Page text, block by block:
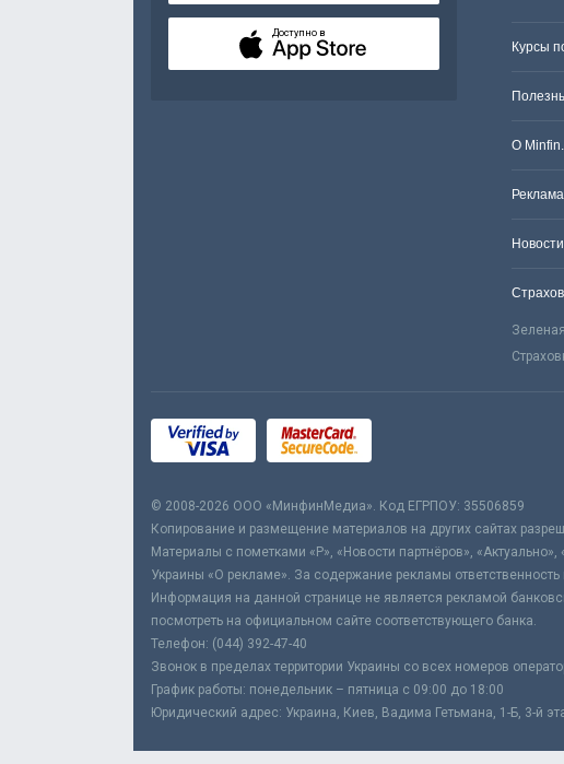
Доступно в
Курсы
О
Реклама
© 2008-2026 ООО «МинфинМедиа». Код ЕГРПОУ: 35506859
Копирование и размещение материалов на других сайтах
Материалы с пометками «Р», «Новости партнёров»,
Украины «О рекламе». За содержание рекламы ответственность
Информация на данной странице не является рекламой
посмотреть на официальном сайте соответствующего банка.
Телефон: (044) 392-47-40
Звонок в пределах территории Украины со всех номеров
График работы: понедельник – пятница с 09:00 до 18:00
Юридический адрес: Украина, Киев, Вадима Гетьмана, 1-Б, 3-й